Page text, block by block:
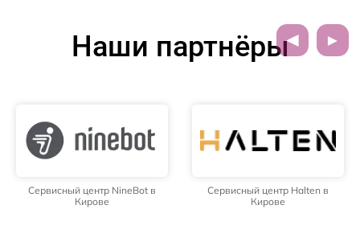
Наши партнёры
Сервисный центр NineBot в
Кирове
Сервисный центр Halten в
Кирове